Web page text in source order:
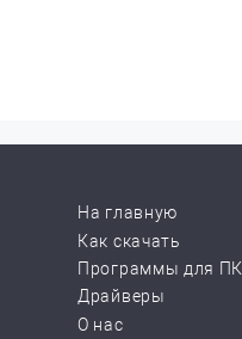
На главную
Как скачать
Программы для ПК
Драйверы
О нас